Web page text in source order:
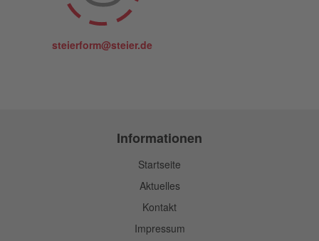
steierform@steier.de
Informationen
Startseite
Aktuelles
Kontakt
Impressum